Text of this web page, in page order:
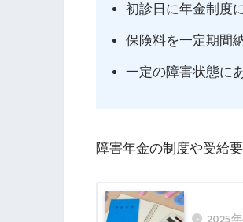
初診日に年金制度
保険料を一定期間
一定の障害状態に
障害年金の制度や受給
2025